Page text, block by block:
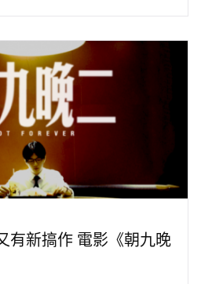
演唱會的主題。 這個名稱取
理髮廳香港巡迴演唱會最終
對曾一起走過的日子》"
電影《朝九晚